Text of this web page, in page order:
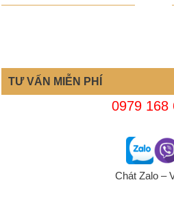
TƯ VẤN MIỄN PHÍ
0979 168
Chát Zalo –